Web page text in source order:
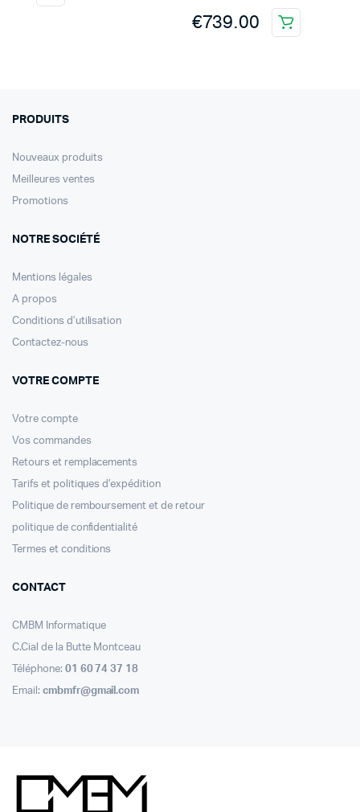
€739.00
PRODUITS
Nouveaux produits
Meilleures ventes
Promotions
NOTRE SOCIÉTÉ
Mentions légales
A propos
Conditions d’utilisation
Contactez-nous
VOTRE COMPTE
Votre compte
Vos commandes
Retours et remplacements
Tarifs et politiques d’expédition
Politique de remboursement et de retour
politique de confidentialité
Termes et conditions
CONTACT
CMBM Informatique
C.Cial de la Butte Montceau
Téléphone: 01 60 74 37 18
Email: cmbmfr@gmail.com